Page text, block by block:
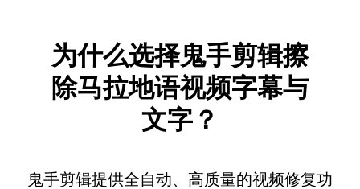
为什么选择鬼手剪辑擦
除马拉地语视频字幕与
文字？
鬼手剪辑提供全自动、高质量的视频修复功